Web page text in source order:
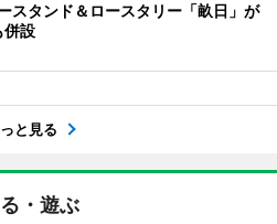
スタンド＆ロースタリー「畝日」が
設
と見る
・遊ぶ